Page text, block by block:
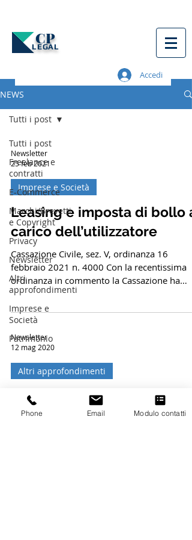
CP
LEGAL
Accedi
NEWS
Tutti i post
Freelance e
contratti
E-Commerce
Marchi/Brevetti
e Copyright
Privacy
Newsletter
Altri
approfondimenti
Imprese e
Società
Patrimonio
Tutti i post
Newsletter
25 feb 2021
Imprese e Società
Leasing e imposta di bollo a
carico dell’utilizzatore
Cassazione Civile, sez. V, ordinanza 16
febbraio 2021 n. 4000 Con la recentissima
ordinanza in commento la Cassazione ha
chiarito che nel...
Newsletter
12 mag 2020
Altri approfondimenti
La Tobin Tax non viola il
Trattato UE
Phone Email Modulo contatti